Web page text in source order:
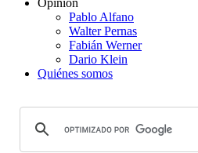
Opinión
Pablo Alfano
Walter Pernas
Fabián Werner
Dario Klein
Quiénes somos